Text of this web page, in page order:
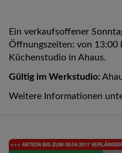
Ein verkaufsoffener
Öffnungszeiten: von 13:00
Küchenstudio in Ahaus.
Gültig im Werkstudio:
Weitere Informationen